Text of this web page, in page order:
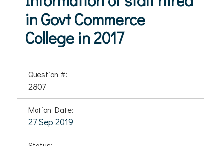
in Govt Commerce
College in 2017
Question #:
2807
Motion Date:
27 Sep 2019